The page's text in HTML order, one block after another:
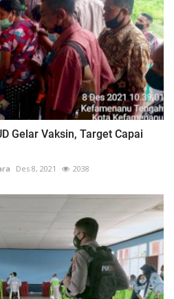
Gelar Vaksin, Target Capai
Des 8, 2021 2038